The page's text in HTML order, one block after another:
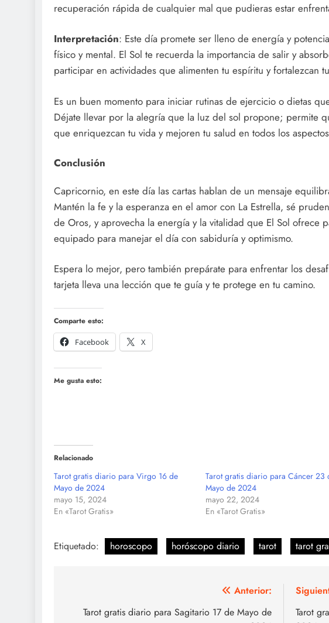
recuperación rápida de cualquier mal que pudieras estar
Interpretación: Este día promete ser lleno de energía y
físico y mental. El Sol te recuerda la importancia de salir y
participar en actividades que alimenten tu espíritu y fortalezcan
Es un buen momento para iniciar rutinas de ejercicio o dietas
Déjate llevar por la alegría que la luz del sol propone; permite
que enriquezcan tu vida y mejoren tu salud en todos los
Conclusión
Capricornio, en este día las cartas hablan de un mensaje
Mantén la fe y la esperanza en el amor con La Estrella, sé
de Oros, y aprovecha la energía y la vitalidad que El Sol ofrece
equipado para manejar el día con sabiduría y optimismo.
Espera lo mejor, pero también prepárate para enfrentar los
tarjeta lleva una lección que te guía y te protege en tu camino.
Comparte esto:
Facebook
X
Me gusta esto:
Relacionado
Tarot gratis diario para Virgo 16 de
Mayo de 2024
mayo 15, 2024
En «Tarot Gratis»
Tarot gratis diario para Cáncer 23
Mayo de 2024
mayo 22, 2024
En «Tarot Gratis»
Etiquetado: horoscopo horóscopo diario tarot tarot
Anterior:
Tarot gratis diario para Sagitario 17 de Mayo de
Tarot